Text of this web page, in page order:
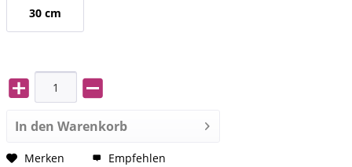
30 cm
In den Warenkorb
Merken Empfehlen